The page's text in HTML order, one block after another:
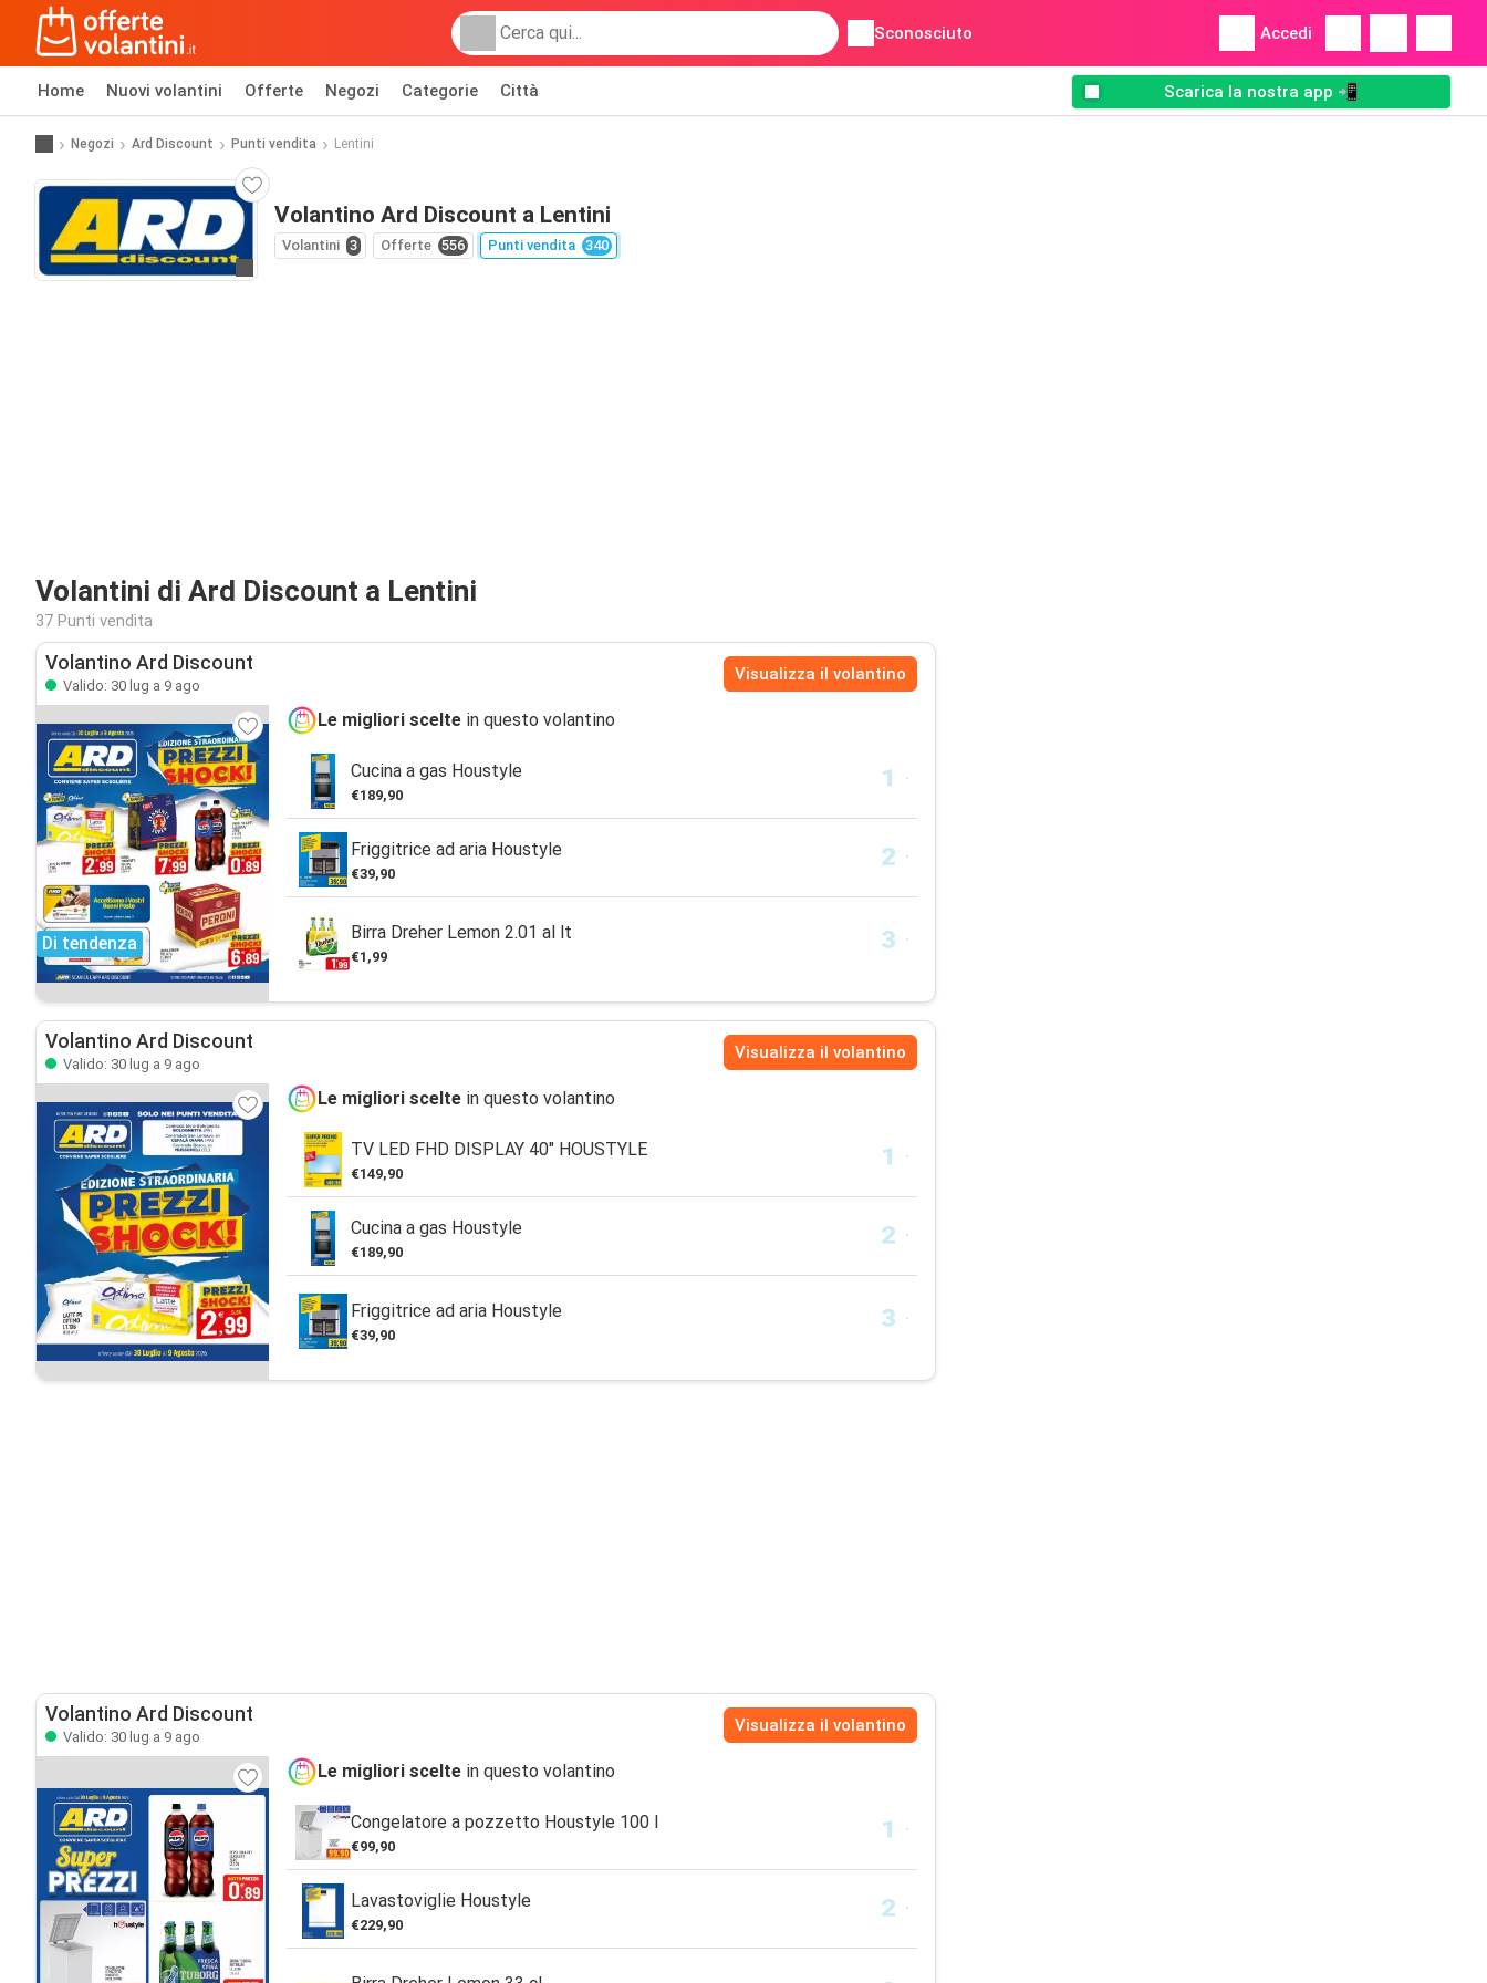
Sconosciuto Accedi
Home Nuovi volantini Offerte Negozi Categorie Città Scarica la nostra app 📲
Negozi Ard Discount Punti vendita Lentini
Volantino Ard Discount a Lentini
Volantini 3 Offerte 556 Punti vendita 340
Volantini di Ard Discount a Lentini
37 Punti vendita
Volantino Ard Discount
Valido: 30 lug a 9 ago
Visualizza il volantino
Di tendenza
Le migliori scelte in questo volantino
Cucina a gas Houstyle
€189,90
Friggitrice ad aria Houstyle
€39,90
Birra Dreher Lemon 2.01 al lt
€1,99
Volantino Ard Discount
Valido: 30 lug a 9 ago
Visualizza il volantino
Le migliori scelte in questo volantino
TV LED FHD DISPLAY 40" HOUSTYLE
€149,90
Cucina a gas Houstyle
€189,90
Friggitrice ad aria Houstyle
€39,90
Volantino Ard Discount
Valido: 30 lug a 9 ago
Visualizza il volantino
Le migliori scelte in questo volantino
Congelatore a pozzetto Houstyle 100 l
€99,90
Lavastoviglie Houstyle
€229,90